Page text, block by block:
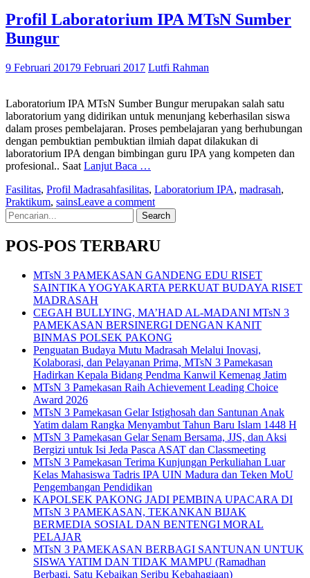
Profil Laboratorium IPA MTsN Sumber
Bungur
9 Februari 20179 Februari 2017 Lutfi Rahman
Laboratorium IPA MTsN Sumber Bungur merupakan salah satu
laboratorium yang didirikan untuk menunjang keberhasilan siswa
dalam proses pembelajaran. Proses pembelajaran yang berhubungan
dengan pembuktian pembuktian ilmiah dapat dilakukan di
laboratorium IPA dengan bimbingan guru IPA yang kompeten dan
profesional.. Saat Lanjut Baca …
Fasilitas, Profil Madrasahfasilitas, Laboratorium IPA, madrasah,
Praktikum, sainsLeave a comment
Search
for:
POS-POS TERBARU
MTsN 3 PAMEKASAN GANDENG EDU RISET
SAINTIKA YOGYAKARTA PERKUAT BUDAYA RISET
MADRASAH
CEGAH BULLYING, MA’HAD AL-MADANI MTsN 3
PAMEKASAN BERSINERGI DENGAN KANIT
BINMAS POLSEK PAKONG
Penguatan Budaya Mutu Madrasah Melalui Inovasi,
Kolaborasi, dan Pelayanan Prima, MTsN 3 Pamekasan
Hadirkan Kepala Bidang Pendma Kanwil Kemenag Jatim
MTsN 3 Pamekasan Raih Achievement Leading Choice
Award 2026
MTsN 3 Pamekasan Gelar Istighosah dan Santunan Anak
Yatim dalam Rangka Menyambut Tahun Baru Islam 1448 H
MTsN 3 Pamekasan Gelar Senam Bersama, JJS, dan Aksi
Bergizi untuk Isi Jeda Pasca ASAT dan Classmeeting
MTsN 3 Pamekasan Terima Kunjungan Perkuliahan Luar
Kelas Mahasiswa Tadris IPA UIN Madura dan Teken MoU
Pengembangan Pendidikan
KAPOLSEK PAKONG JADI PEMBINA UPACARA DI
MTsN 3 PAMEKASAN, TEKANKAN BIJAK
BERMEDIA SOSIAL DAN BENTENGI MORAL
PELAJAR
MTsN 3 PAMEKASAN BERBAGI SANTUNAN UNTUK
SISWA YATIM DAN TIDAK MAMPU (Ramadhan
Berbagi, Satu Kebaikan Seribu Kebahagiaan)